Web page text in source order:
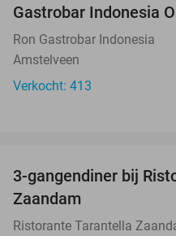
Gastrobar Indonesia
Ron Gastrobar Indonesia
Amstelveen
Verkocht: 413
3-gangendiner bij
Zaandam
Ristorante Tarantella